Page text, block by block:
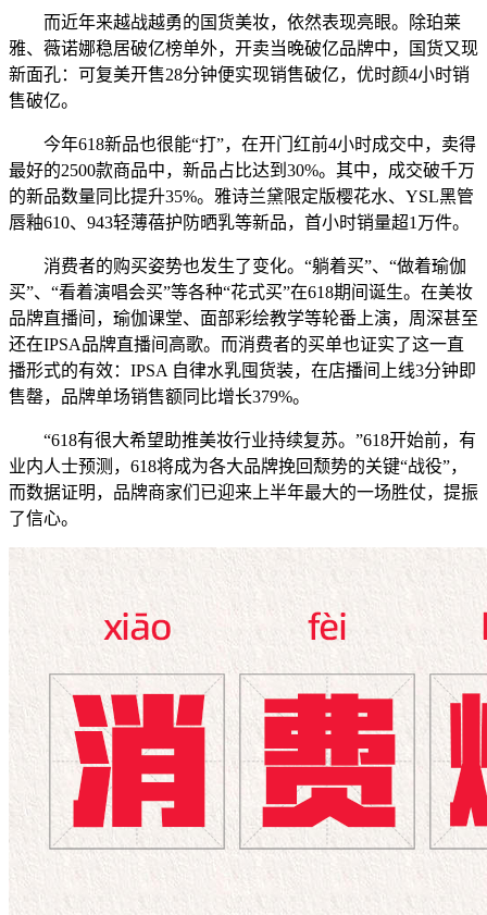
而近年来越战越勇的国货美妆，依然表现亮眼。除珀莱
雅、薇诺娜稳居破亿榜单外，开卖当晚破亿品牌中，国货又现
新面孔：可复美开售28分钟便实现销售破亿，优时颜4小时销
售破亿。
今年618新品也很能“打”，在开门红前4小时成交中，卖得
最好的2500款商品中，新品占比达到30%。其中，成交破千万
的新品数量同比提升35%。雅诗兰黛限定版樱花水、YSL黑管
唇釉610、943轻薄蓓护防晒乳等新品，首小时销量超1万件。
消费者的购买姿势也发生了变化。“躺着买”、“做着瑜伽
买”、“看着演唱会买”等各种“花式买”在618期间诞生。在美妆
品牌直播间，瑜伽课堂、面部彩绘教学等轮番上演，周深甚至
还在IPSA品牌直播间高歌。而消费者的买单也证实了这一直
播形式的有效：IPSA 自律水乳囤货装，在店播间上线3分钟即
售罄，品牌单场销售额同比增长379%。
“618有很大希望助推美妆行业持续复苏。”618开始前，有
业内人士预测，618将成为各大品牌挽回颓势的关键“战役”，
而数据证明，品牌商家们已迎来上半年最大的一场胜仗，提振
了信心。